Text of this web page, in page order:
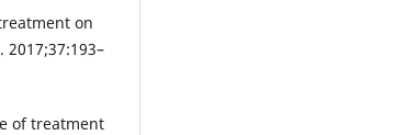
on
of treatment